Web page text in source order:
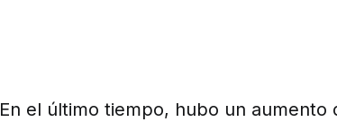
En el último tiempo, hubo un aumento